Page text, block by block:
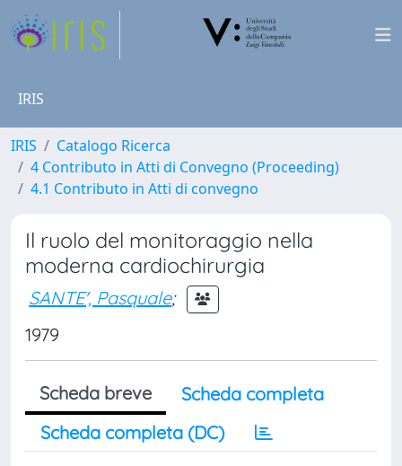
IRIS
IRIS
Catalogo Ricerca
4 Contributo in Atti di Convegno (Proceeding)
4.1 Contributo in Atti di convegno
Il ruolo del monitoraggio nella
moderna cardiochirurgia
SANTE', Pasquale;
1979
Scheda breve
Scheda completa
Scheda completa (DC)